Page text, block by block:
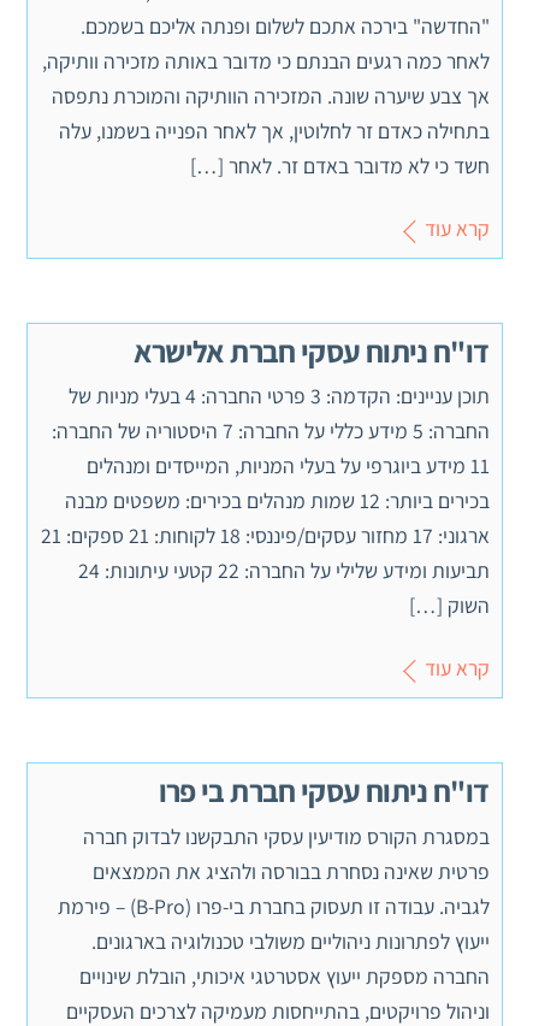
"החדשה" בירכה אתכם לשלום ופנתה אליכם בשמכם.
לאחר כמה רגעים הבנתם כי מדובר באותה מזכירה וותיקה,
אך צבע שיערה שונה. המזכירה הוותיקה והמוכרת נתפסה
בתחילה כאדם זר לחלוטין, אך לאחר הפנייה בשמנו, עלה
חשד כי לא מדובר באדם זר. לאחר […]
קרא עוד
דו"ח ניתוח עסקי חברת אלישרא
תוכן עניינים: הקדמה: 3 פרטי החברה: 4 בעלי מניות של
החברה: 5 מידע כללי על החברה: 7 היסטוריה של החברה:
11 מידע ביוגרפי על בעלי המניות, המייסדים ומנהלים
בכירים ביותר: 12 שמות מנהלים בכירים: משפטים מבנה
ארגוני: 17 מחזור עסקים/פיננסי: 18 לקוחות: 21 ספקים: 21
תביעות ומידע שלילי על החברה: 22 קטעי עיתונות: 24
השוק […]
קרא עוד
דו"ח ניתוח עסקי חברת בי פרו
במסגרת הקורס מודיעין עסקי התבקשנו לבדוק חברה
פרטית שאינה נסחרת בבורסה ולהציג את הממצאים
לגביה. עבודה זו תעסוק בחברת בי-פרו (B-Pro) – פירמת
ייעוץ לפתרונות ניהוליים משולבי טכנולוגיה בארגונים.
החברה מספקת ייעוץ אסטרטגי איכותי, הובלת שינויים
וניהול פרויקטים, בהתייחסות מעמיקה לצרכים העסקיים